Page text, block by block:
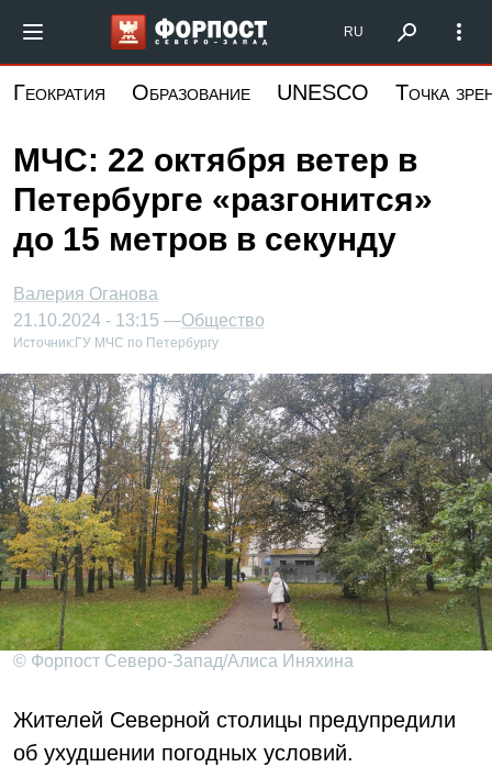
основному
Форпост Северо-Запад
RU
Геократия Образование UNESCO Точка
МЧС: 22 октября ветер в
Петербурге «разгонится»
до 15 метров в секунду
Валерия Оганова
21.10.2024 - 13:15 —Общество
Источник: ГУ МЧС по Петербургу
© Форпост Северо-Запад/Алиса Иняхина
Жителей Северной столицы предупредили
об ухудшении погодных условий.